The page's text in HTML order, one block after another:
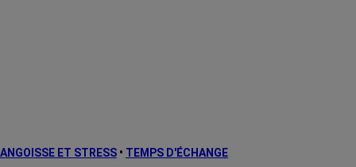
ANGOISSE ET STRESS • TEMPS D'ÉCHANGE